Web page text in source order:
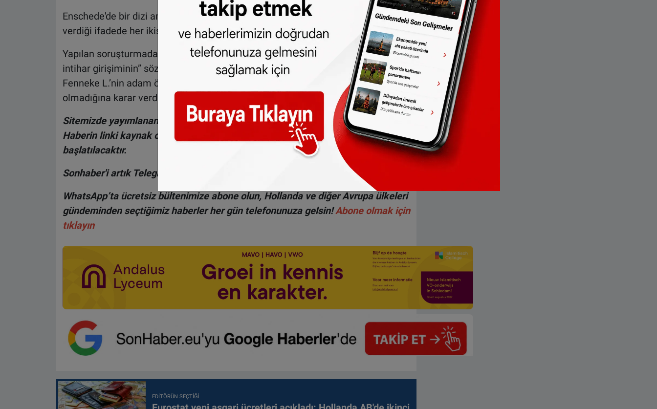
Enschede'de bir dizi ameliyat geçiren Fenneke, kendine geldikten sonra polise
verdiği ifadede her ikisinin de kendi isteğiyle hareket ettiğini ifade etti.
Yapılan soruşturmadan sonra savcılık da olayda bir cinayet değil “intihar ve
intihar girişiminin” söz konusu olduğu bilgisini teyit etti. Savcı; bu nedenle
Fenneke L.’nin adam öldürme ve cinayet iddiası ile suçlanmasına gerek
olmadığına karar verdi.
Sitemizde yayımlanan haberlerin her türlü hakkıSONHABER.eu ’ya aittir.
Haberin linki kaynak olarak gösterilmeden alınan haberler için hukuki işlem
başlatılacaktır.
Sonhaber'i artık Telegram'da da takip edebilirsiniz:
t.me/sonhabereu
WhatsApp’ta ücretsiz bültenimize abone olun, Hollanda ve diğer Avrupa ülkeleri
gündeminden seçtiğimiz haberler her gün telefonunuza gelsin!Abone olmak için
tıklayın
EDITÖRÜN SEÇTIĞI